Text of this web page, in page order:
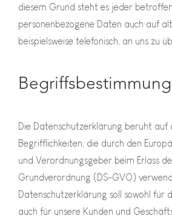
diesem Grund steht es jeder
personenbezogene Daten auch auf
beispielsweise telefonisch, an uns zu
Die Datenschutzerklärung beruht auf
Begrifflichkeiten, die durch den
und Verordnungsgeber beim Erlass
Grundverordnung (DS-GVO)
Datenschutzerklärung soll sowohl für
auch für unsere Kunden und